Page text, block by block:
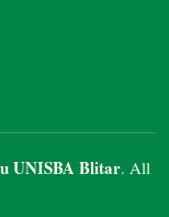
UNISBA Blitar. All